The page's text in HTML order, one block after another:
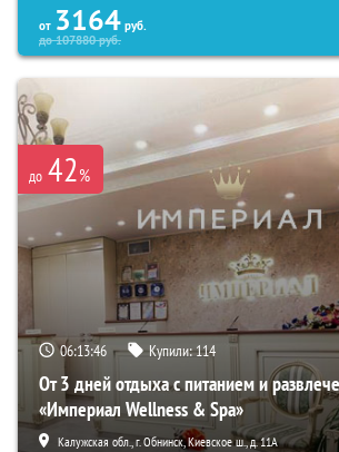
от 3164 руб.
до107880руб.
до 42%
06:13:45 Купили:114
От 3 дней отдыха с питанием и
«Империал Wellness & Spa»
Калужская обл., г. Обнинск, Киевское ш., д. 11А